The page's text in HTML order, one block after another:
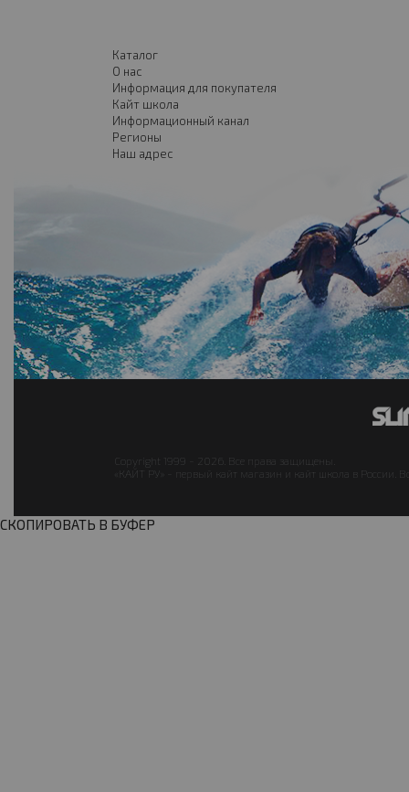
Каталог
О нас
Информация для покупателя
Кайт школа
Информационный канал
Регионы
Наш адрес
Copyright 1999 - 2026. Все права защищены.
«КАЙТ РУ» - первый кайт магазин и кайт школа в России.
СКОПИРОВАТЬ В БУФЕР